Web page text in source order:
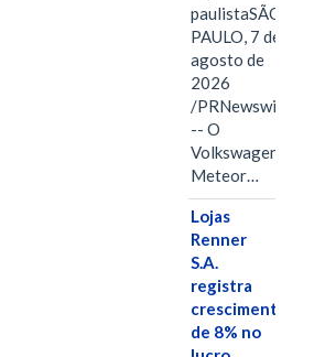
paulistaSÃO
PAULO, 7 de
agosto de
2026
/PRNewswire/
-- O
Volkswagen
Meteor…
Lojas
Renner
S.A.
registra
crescimento
de 8% no